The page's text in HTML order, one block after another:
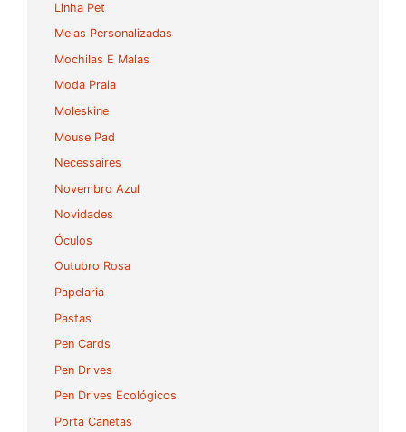
Linha Pet
Meias Personalizadas
Mochilas E Malas
Moda Praia
Moleskine
Mouse Pad
Necessaires
Novembro Azul
Novidades
Óculos
Outubro Rosa
Papelaria
Pastas
Pen Cards
Pen Drives
Pen Drives Ecológicos
Porta Canetas